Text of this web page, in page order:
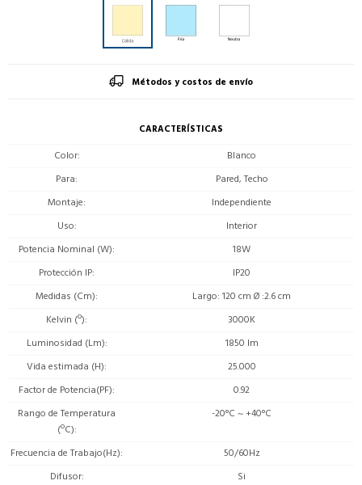
Métodos y costos de envío
CARACTERÍSTICAS
Color
Blanco
Para
Pared, Techo
Montaje
Independiente
Uso
Interior
Potencia Nominal (W)
18W
Protección IP
IP20
Medidas (Cm)
Largo: 120 cm Ø :2.6 cm
Kelvin (º)
3000K
Luminosidad (Lm)
1850 lm
Vida estimada (H)
25.000
Factor de Potencia(PF)
0.92
Rango de Temperatura
(ºC)
-20°C ~ +40°C
Frecuencia de Trabajo(Hz)
50/60Hz
Difusor
Si